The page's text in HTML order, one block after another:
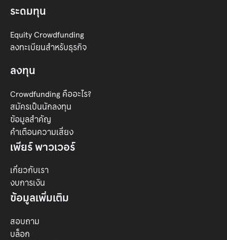
ระดมทุน
Equity Crowdfunding
ลงทะเบียนสำหรับธุรกิจ
ลงทุน
Crowdfunding คืออะไร?
สมัครเป็นนักลงทุน
ข้อมูลสำคัญ
คำเตือนความเสี่ยง
เพียร์ พาวเวอร์
เกี่ยวกับเรา
งบการเงิน
ข้อมูลเพิ่มเติม
สอบถาม
บล็อก